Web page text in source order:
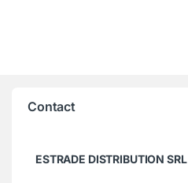
Contact
ESTRADE DISTRIBUTION SRL